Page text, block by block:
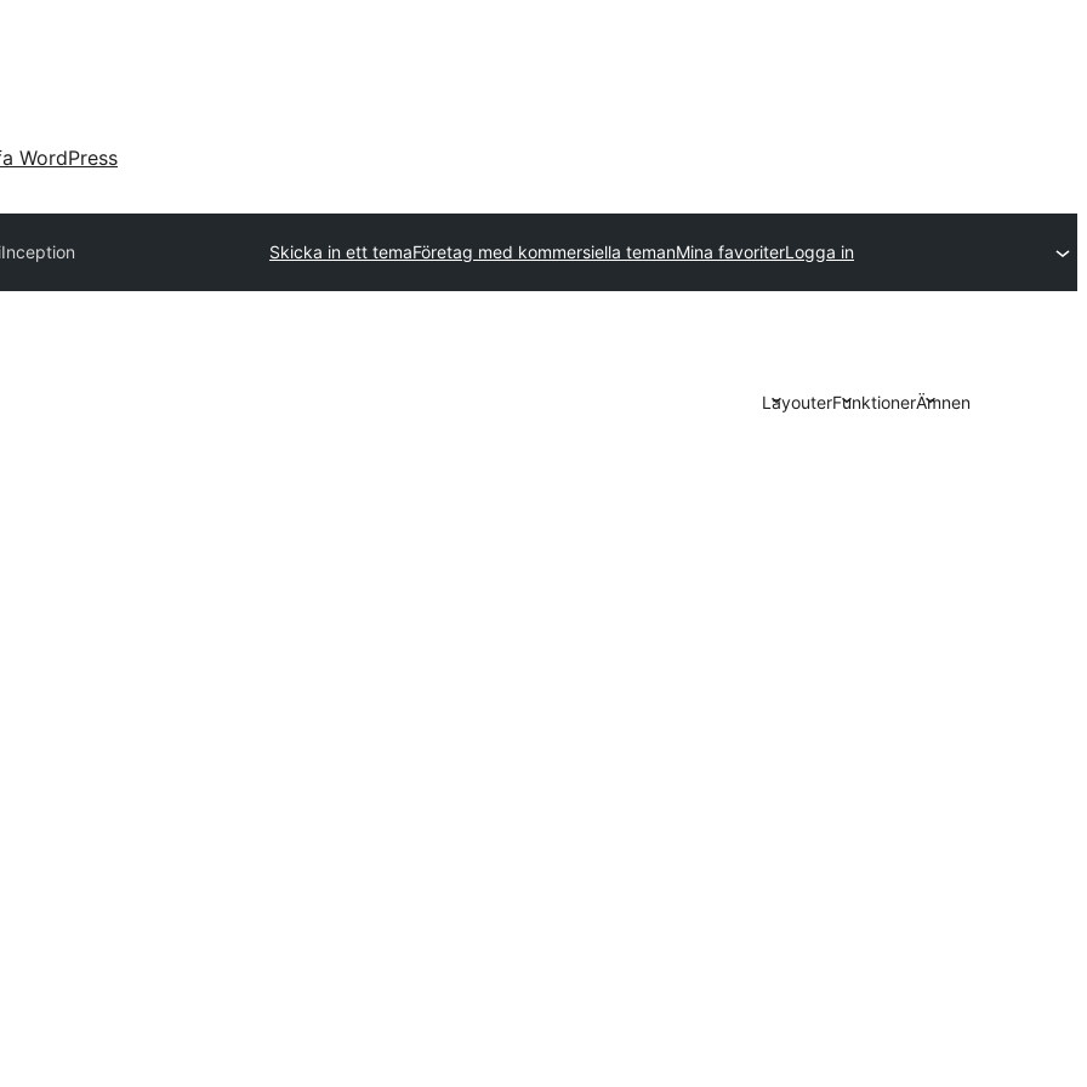
WordPress
Inception Skicka in ett temaFöretag med kommersiella temanMina favoriterLogga in
LayouterFunktionerÄmnen